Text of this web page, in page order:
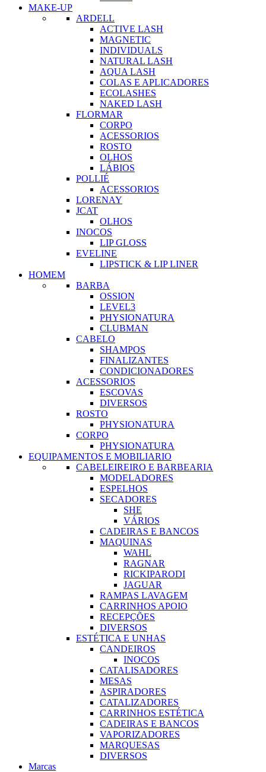
MAKE-UP
ARDELL
ACTIVE LASH
MAGNETIC
INDIVIDUALS
NATURAL LASH
AQUA LASH
COLAS E APLICADORES
ECOLASHES
NAKED LASH
FLORMAR
CORPO
ACESSORIOS
ROSTO
OLHOS
LÁBIOS
POLLIÉ
ACESSORIOS
LORENAY
JCAT
OLHOS
INOCOS
LIP GLOSS
EVELINE
LIPSTICK & LIP LINER
HOMEM
BARBA
OSSION
LEVEL3
PHYSIONATURA
CLUBMAN
CABELO
SHAMPOS
FINALIZANTES
CONDICIONADORES
ACESSORIOS
ESCOVAS
DIVERSOS
ROSTO
PHYSIONATURA
CORPO
PHYSIONATURA
EQUIPAMENTOS E MOBILIARIO
CABELEIREIRO E BARBEARIA
MODELADORES
ESPELHOS
SECADORES
SHE
VÁRIOS
CADEIRAS E BANCOS
MAQUINAS
WAHL
RAGNAR
RICKIPARODI
JAGUAR
RAMPAS LAVAGEM
CARRINHOS APOIO
RECEPÇÕES
DIVERSOS
ESTÉTICA E UNHAS
CANDEIROS
INOCOS
CATALISADORES
MESAS
ASPIRADORES
CATALIZADORES
CARRINHOS ESTÉTICA
CADEIRAS E BANCOS
VAPORIZADORES
MARQUESAS
DIVERSOS
Marcas